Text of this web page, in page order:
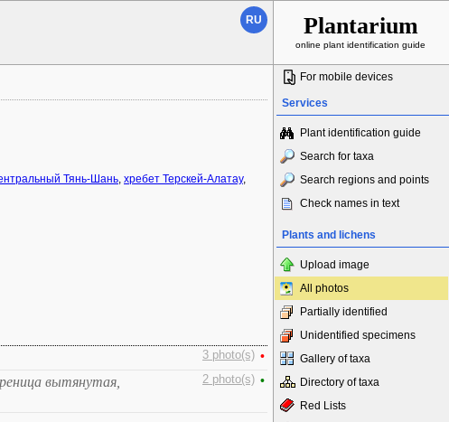
RU Plantarium
online plant identification guide
Тянь-Шань, хребет Терскей-Алатау,
3 photo(s) •
вытянутая,
2 photo(s) •
For mobile devices
Services
Plant identification guide
Search for taxa
Search regions and points
Check names in text
Plants and lichens
Upload image
All photos
Partially identified
Unidentified specimens
Gallery of taxa
Directory of taxa
Red Lists